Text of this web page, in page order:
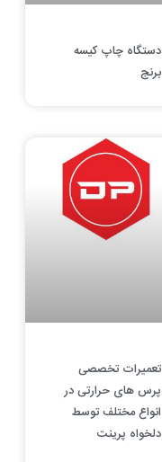
دستگاه چاپ کیسه
برنج
تعمیرات تخصصی
پرس های حرارتی در
انواع مختلف توسط
دلخواه پرینت